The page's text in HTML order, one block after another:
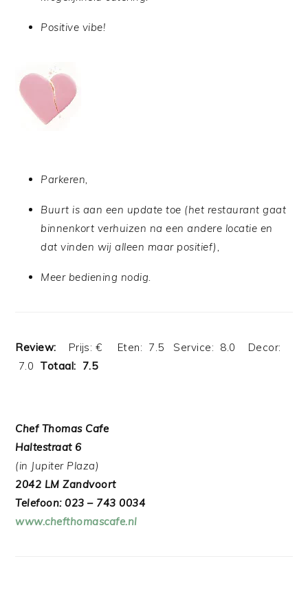
Positive vibe!
Parkeren,
Buurt is aan een update toe (het restaurant gaat
binnenkort verhuizen na een andere locatie en
dat vinden wij alleen maar positief),
Meer bediening nodig.
Review:
Prijs: € Eten: 7.5 Service: 8.0 Decor:
7.0 Totaal: 7.5
Chef Thomas Cafe
Haltestraat 6
(in Jupiter Plaza)
2042 LM Zandvoort
Telefoon: 023 – 743 0034
www.chefthomascafe.nl